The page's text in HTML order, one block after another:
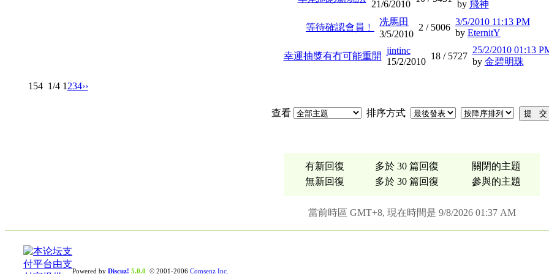
21/6/2010 by 飛神
等待確認會員﹗
冼馬田
3/5/2010
2 / 5006
3/5/2010 11:13 PM
by EternitY
幸運抽獎有冇可能重開
jintinc
15/2/2010
18 / 5727
25/2/2010 01:13
by 金碧明珠
154 1/4 1 234››
查看 排序方式
有新回復 多於 30 篇回復
關閉的主題
無新回復
多於 30 篇回復 參與的主題
當前時區 GMT+8, 現在時間是 9/8/2026 01:37 AM
Powered by Discuz! 5.0.0 © 2001-2006 Comsenz Inc.